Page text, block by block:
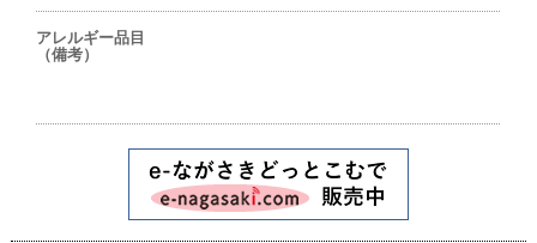
アレルギー品目
（備考）